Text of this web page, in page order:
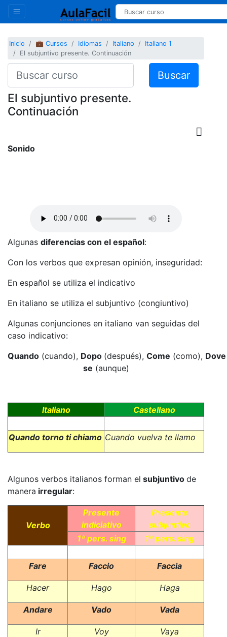
Inicio 💼 Cursos Idiomas Italiano
Italiano 1
El subjuntivo presente. Continuación
Buscar
El subjuntivo presente.
Continuación
Sonido
Algunas diferencias con el español:
Con los verbos que expresan opinión, inseguridad:
En español se utiliza el indicativo
En italiano se utiliza el subjuntivo (congiuntivo)
Algunas conjunciones en italiano van seguidas del
caso indicativo:
Quando (cuando), Dopo (después), Come (como), Dove
se (aunque)
Italiano Castellano
Quando torno ti chiamo Cuando vuelva te llamo
Algunos verbos italianos forman el subjuntivo de
manera irregular:
Verbo
Presente
indiciativo
Presente
subjuntivo
1ª pers. sing
1ª pers. sing
Fare Faccio Faccia
Hacer Hago Haga
Andare Vado Vada
Ir Voy Vaya